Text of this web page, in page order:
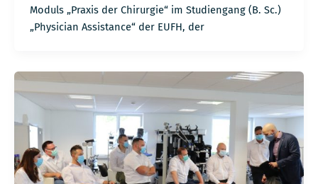
Moduls „Praxis der Chirurgie“ im Studiengang (B. Sc.)
„Physician Assistance“ der EUFH, der